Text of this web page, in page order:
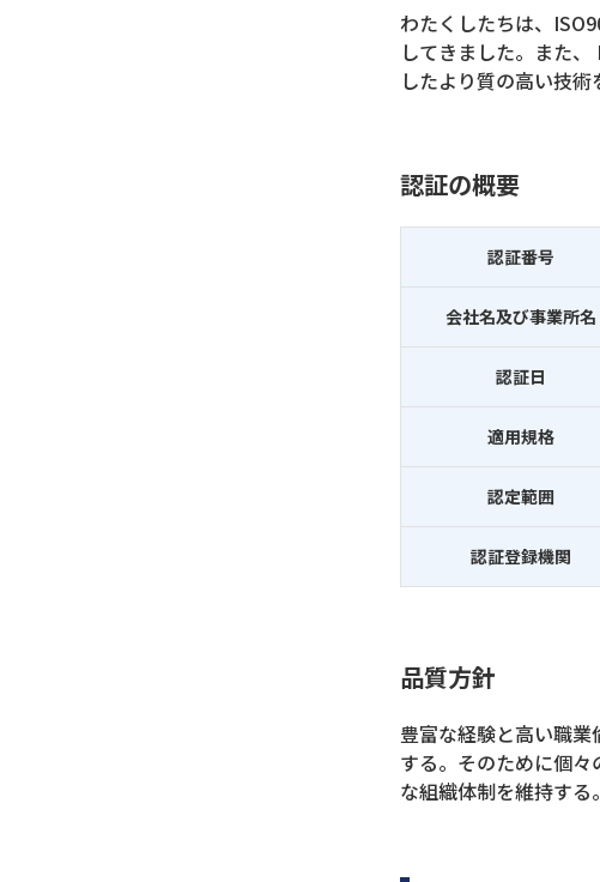
わたくしたちは、
してきました。また
したより質の高い技術
認証の概要
認証番号
会社名及び事業所名
認証日
適用規格
認定範囲
認証登録機関
品質方針
豊富な経験と高い職
する。そのために個
な組織体制を維持する